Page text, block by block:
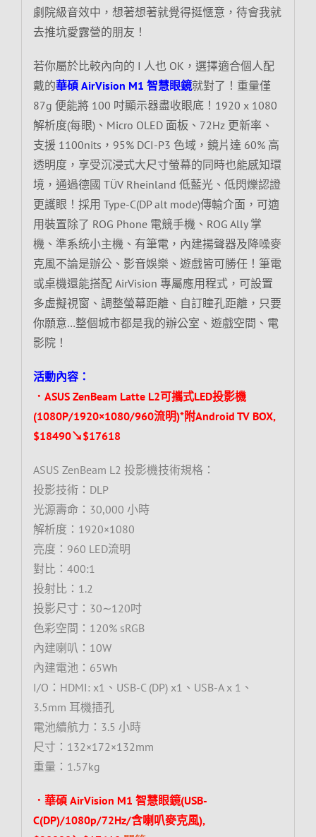
劇院級音效中，想著想著就覺得挺愜意，待會我就
去推坑愛露營的朋友！
若你屬於比較內向的 I 人也 OK，選擇適合個人配
戴的華碩 AirVision M1 智慧眼鏡就對了！重量僅
87g 便能將 100 吋顯示器盡收眼底！1920 x 1080
解析度(每眼)、Micro OLED 面板、72Hz 更新率、
支援 1100nits，95% DCI-P3 色域，鏡片達 60% 高
透明度，享受沉浸式大尺寸螢幕的同時也能感知環
境，通過德國 TÜV Rheinland 低藍光、低閃爍認證
更護眼！採用 Type-C(DP alt mode)傳輸介面，可適
用裝置除了 ROG Phone 電競手機、ROG Ally 掌
機、準系統小主機、有筆電，內建揚聲器及降噪麥
克風不論是辦公、影音娛樂、遊戲皆可勝任！筆電
或桌機還能搭配 AirVision 專屬應用程式，可設置
多虛擬視窗、調整螢幕距離、自訂瞳孔距離，只要
你願意…整個城市都是我的辦公室、遊戲空間、電
影院！
活動內容：
．ASUS ZenBeam Latte L2可攜式LED投影機
(1080P/1920×1080/960流明)*附Android TV BOX,
$18490↘$17618
ASUS ZenBeam L2 投影機技術規格：
投影技術：DLP
光源壽命：30,000 小時
解析度：1920×1080
亮度：960 LED流明
對比：400:1
投射比：1.2
投影尺寸：30∼120吋
色彩空間：120% sRGB
內建喇叭：10W
內建電池：65Wh
I/O：HDMI: x1、USB-C (DP) x1、USB-A x 1、
3.5mm 耳機插孔
電池續航力：3.5 小時
尺寸：132×172×132mm
重量：1.57kg
．華碩 AirVision M1 智慧眼鏡(USB-
C(DP)/1080p/72Hz/含喇叭麥克風),